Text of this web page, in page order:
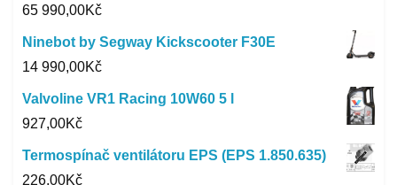
65 990,00Kč
Ninebot by Segway Kickscooter F30E
14 990,00Kč
Valvoline VR1 Racing 10W60 5 l
927,00Kč
Termospínač ventilátoru EPS (EPS 1.850.635)
226,00Kč